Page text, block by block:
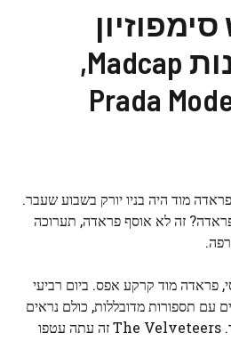
עולמי לאמנות Madcap,
מוד היה בניו יורק בשבוע שעבר.
זה לא אוסף פראדה, תערוכה
פראדה מוד קרקע אפס. ביום רביעי
עם תספורות מדובללות, כולם נראים
כמו סולן האווזים קמרון וינטר. The Velveteers זה עתה עטפו